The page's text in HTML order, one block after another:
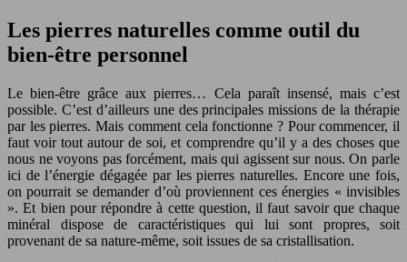
Les pierres naturelles comme outil du
bien-être personnel
Le bien-être grâce aux pierres… Cela paraît insensé, mais c’est
possible. C’est d’ailleurs une des principales missions de la thérapie
par les pierres. Mais comment cela fonctionne ? Pour commencer, il
faut voir tout autour de soi, et comprendre qu’il y a des choses que
nous ne voyons pas forcément, mais qui agissent sur nous. On parle
ici de l’énergie dégagée par les pierres naturelles. Encore une fois,
on pourrait se demander d’où proviennent ces énergies « invisibles
». Et bien pour répondre à cette question, il faut savoir que chaque
minéral dispose de caractéristiques qui lui sont propres, soit
provenant de sa nature-même, soit issues de sa cristallisation.